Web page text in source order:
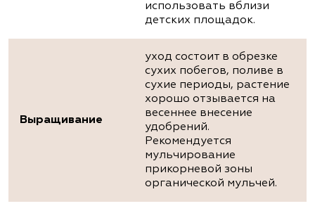
использовать вблизи
детских площадок.
Выращивание
уход состоит в обрезке
сухих побегов, поливе в
сухие периоды, растение
хорошо отзывается на
весеннее внесение
удобрений.
Рекомендуется
мульчирование
прикорневой зоны
органической мульчей.